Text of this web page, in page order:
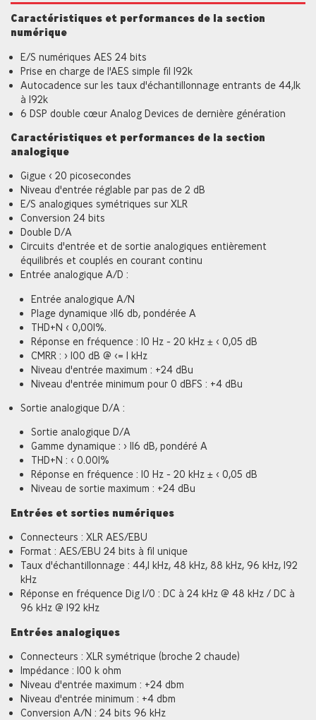
Caractéristiques et performances de la section
numérique
E/S numériques AES 24 bits
Prise en charge de l'AES simple fil 192k
Autocadence sur les taux d'échantillonnage entrants de 44,1k
à 192k
6 DSP double cœur Analog Devices de dernière génération
Caractéristiques et performances de la section
analogique
Gigue < 20 picosecondes
Niveau d'entrée réglable par pas de 2 dB
E/S analogiques symétriques sur XLR
Conversion 24 bits
Double D/A
Circuits d'entrée et de sortie analogiques entièrement
équilibrés et couplés en courant continu
Entrée analogique A/D :
Entrée analogique A/N
Plage dynamique >116 db, pondérée A
THD+N < 0,001%.
Réponse en fréquence : 10 Hz - 20 kHz ± < 0,05 dB
CMRR : > 100 dB @ <= 1 kHz
Niveau d'entrée maximum : +24 dBu
Niveau d'entrée minimum pour 0 dBFS : +4 dBu
Sortie analogique D/A :
Sortie analogique D/A
Gamme dynamique : > 116 dB, pondéré A
THD+N : < 0.001%
Réponse en fréquence : 10 Hz - 20 kHz ± < 0,05 dB
Niveau de sortie maximum : +24 dBu
Entrées et sorties numériques
Connecteurs : XLR AES/EBU
Format : AES/EBU 24 bits à fil unique
Taux d'échantillonnage : 44,1 kHz, 48 kHz, 88 kHz, 96 kHz, 192
kHz
Réponse en fréquence Dig I/0 : DC à 24 kHz @ 48 kHz / DC à
96 kHz @ 192 kHz
Entrées analogiques
Connecteurs : XLR symétrique (broche 2 chaude)
Impédance : 100 k ohm
Niveau d'entrée maximum : +24 dbm
Niveau d'entrée minimum : +4 dbm
Conversion A/N : 24 bits 96 kHz